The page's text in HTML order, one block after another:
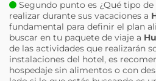
Segundo punto es ¿Qué tipo
realizar durante sus vacaciones a
fundamental para definir el plan
buscar en tu paquete de viaje a
de las actividades que realizarán
instalaciones del hotel, es
hospedaje sin alimentos o con